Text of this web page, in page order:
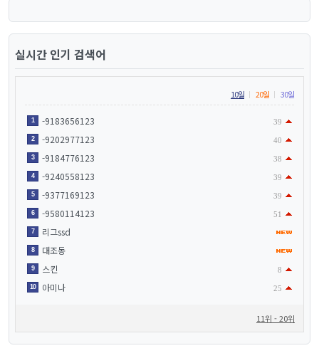
실시간 인기 검색어
10일 20일 30일
1 -9183656123 39
2 -9202977123 40
3 -9184776123 38
4 -9240558123 39
5 -9377169123 39
6 -9580114123 51
7 리그ssd
8 대조동
9 스킨 8
10 아미나 25
11위 - 20위